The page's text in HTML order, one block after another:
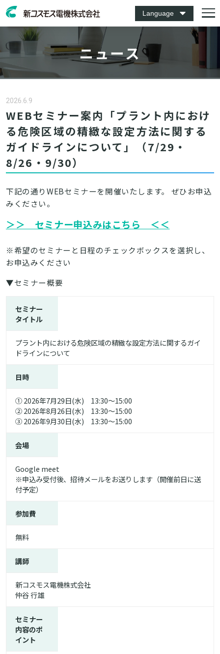
Language
ニュース
2026.6.9
WEBセミナー案内「プラント内におけ
る危険区域の精緻な設定方法に関する
ガイドラインについて」（7/29・
8/26・9/30）
下記の通りWEBセミナーを開催いたします。 ぜひお申込
みください。
＞＞ セミナー申込みはこちら ＜＜
※希望のセミナーと日程のチェックボックスを選択し、
お申込みください
▼セミナー概要
セミナー
タイトル
プラント内における危険区域の精緻な設定方法に関するガイ
ドラインについて
日時
① 2026年7月29日(水) 13:30～15:00
② 2026年8月26日(水) 13:30～15:00
③ 2026年9月30日(水) 13:30～15:00
会場
Google meet
※申込み受付後、招待メールをお送りします（開催前日に送
付予定）
参加費
無料
講師
新コスモス電機株式会社
仲谷 行雄
セミナー
内容のポ
イント